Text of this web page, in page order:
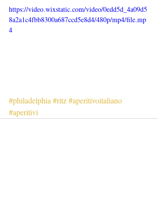
https://video.wixstatic.com/video/0edd5d_4a09d5
8a2a1c4fbb8300a687ccd5e8d4/480p/mp4/file.mp
4
#philadelphia #ritz#aperitivoitaliano
#aperitivi